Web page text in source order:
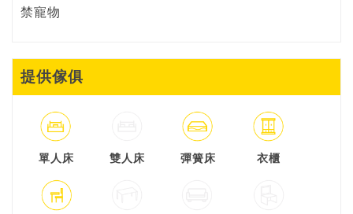
禁寵物
提供傢俱
單人床 雙人床 彈簧床 衣櫃